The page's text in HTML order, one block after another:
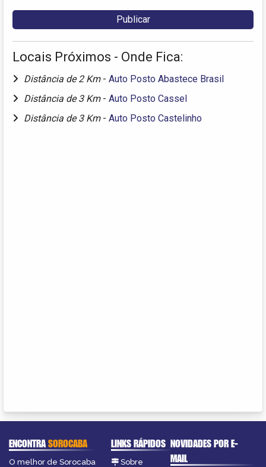
Locais Próximos - Onde Fica:
Distância de 2 Km - Auto Posto Abastece Brasil
Distância de 3 Km - Auto Posto Cassel
Distância de 3 Km - Auto Posto Castelinho
ENCONTRASOROCABA
O melhor de Sorocaba
LINKS RÁPIDOS
Sobre
NOVIDADES POR E-
MAIL